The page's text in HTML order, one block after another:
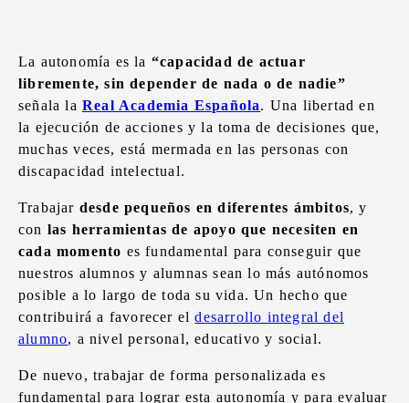
La autonomía es la “capacidad de actuar
libremente, sin depender de nada o de nadie”
señala la Real Academia Española. Una libertad en
la ejecución de acciones y la toma de decisiones que,
muchas veces, está mermada en las personas con
discapacidad intelectual.
Trabajar desde pequeños en diferentes ámbitos, y
con las herramientas de apoyo que necesiten en
cada momento es fundamental para conseguir que
nuestros alumnos y alumnas sean lo más autónomos
posible a lo largo de toda su vida. Un hecho que
contribuirá a favorecer eldesarrollo integral del
alumno, a nivel personal, educativo y social.
De nuevo, trabajar de forma personalizada es
fundamental para lograr esta autonomía y para evaluar